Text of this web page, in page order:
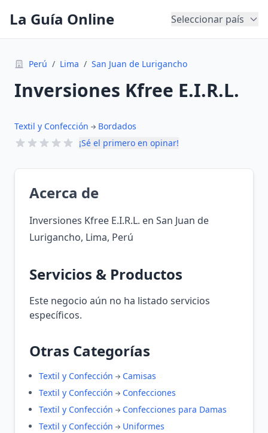
La Guía Online Seleccionar país
Perú / Lima / San Juan de Lurigancho
Inversiones Kfree E.I.R.L.
Textil y Confección
Bordados
¡Sé el primero en opinar!
Acerca de
Inversiones Kfree E.I.R.L. en San Juan de
Lurigancho, Lima, Perú
Servicios & Productos
Este negocio aún no ha listado servicios
específicos.
Otras Categorías
Textil y Confección
Camisas
Textil y Confección
Confecciones
Textil y Confección
Confecciones para Damas
Textil y Confección
Uniformes